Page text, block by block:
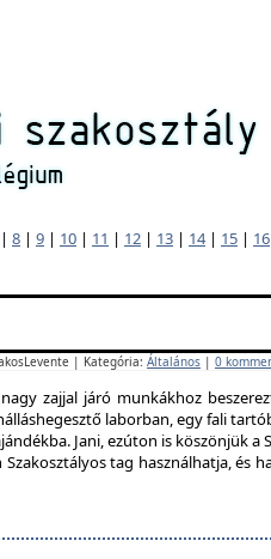
| 8 | 9 | 10 | 11 | 12 | 13 | 14| 15 | 16
| Kategória: Általános | 0
zajjal járó munkákhoz
laborban, egy fali
Jani, ezúton is köszönjük a
tag használhatja, és